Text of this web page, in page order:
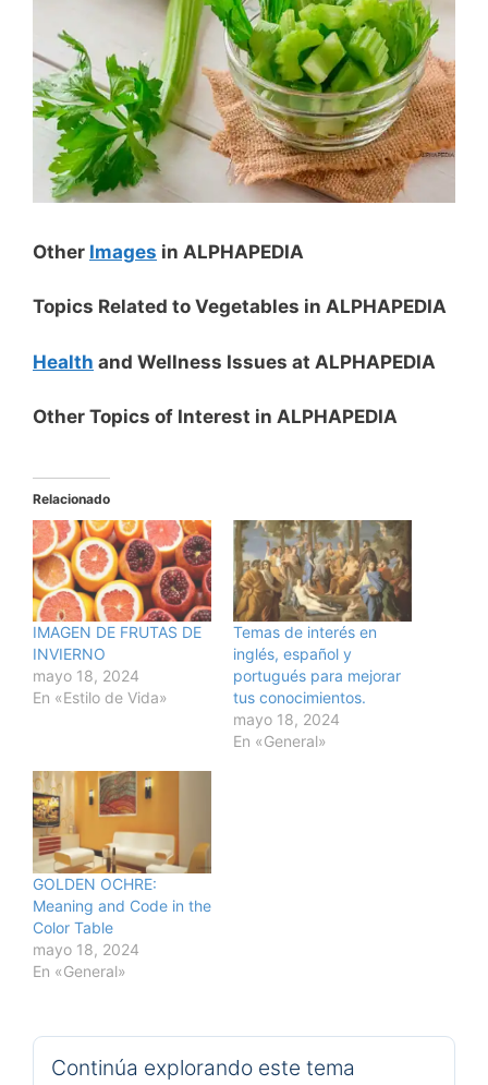
Other Images in ALPHAPEDIA
Topics Related to Vegetables in ALPHAPEDIA
Health and Wellness Issues at ALPHAPEDIA
Other Topics of Interest in ALPHAPEDIA
Relacionado
IMAGEN DE FRUTAS DE
INVIERNO
mayo 18, 2024
En «Estilo de Vida»
Temas de interés en
inglés, español y
portugués para mejorar
tus conocimientos.
mayo 18, 2024
En «General»
GOLDEN OCHRE:
Meaning and Code in the
Color Table
mayo 18, 2024
En «General»
Continúa explorando este tema